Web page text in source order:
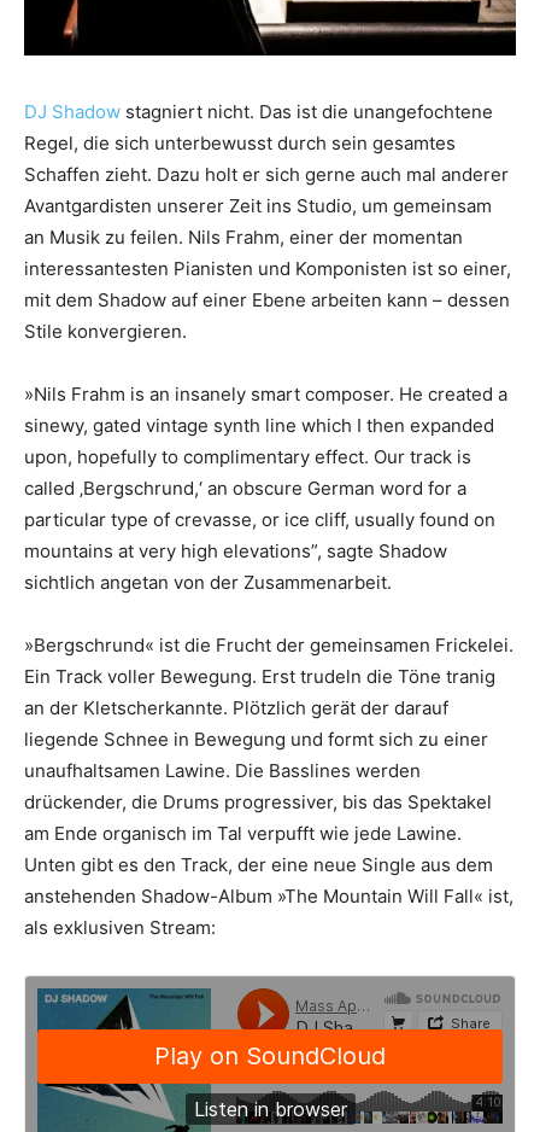
DJ Shadow stagniert nicht. Das ist die unangefochtene
Regel, die sich unterbewusst durch sein gesamtes
Schaffen zieht. Dazu holt er sich gerne auch mal anderer
Avantgardisten unserer Zeit ins Studio, um gemeinsam
an Musik zu feilen. Nils Frahm, einer der momentan
interessantesten Pianisten und Komponisten ist so einer,
mit dem Shadow auf einer Ebene arbeiten kann – dessen
Stile konvergieren.
»Nils Frahm is an insanely smart composer. He created a
sinewy, gated vintage synth line which I then expanded
upon, hopefully to complimentary effect. Our track is
called ‚Bergschrund,‘ an obscure German word for a
particular type of crevasse, or ice cliff, usually found on
mountains at very high elevations”, sagte Shadow
sichtlich angetan von der Zusammenarbeit.
»Bergschrund« ist die Frucht der gemeinsamen Frickelei.
Ein Track voller Bewegung. Erst trudeln die Töne tranig
an der Kletscherkannte. Plötzlich gerät der darauf
liegende Schnee in Bewegung und formt sich zu einer
unaufhaltsamen Lawine. Die Basslines werden
drückender, die Drums progressiver, bis das Spektakel
am Ende organisch im Tal verpufft wie jede Lawine.
Unten gibt es den Track, der eine neue Single aus dem
anstehenden Shadow-Album »The Mountain Will Fall« ist,
als exklusiven Stream: